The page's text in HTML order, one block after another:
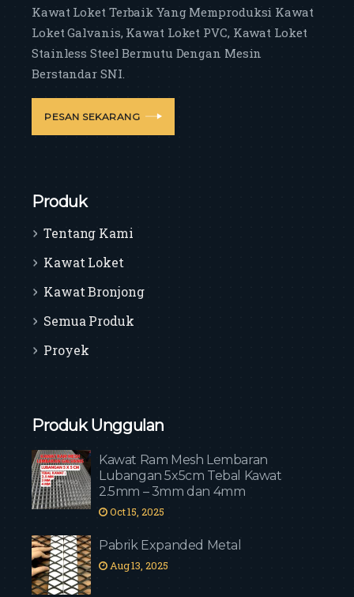
Kawat Loket Terbaik Yang Memproduksi Kawat
Loket Galvanis, Kawat Loket PVC, Kawat Loket
Stainless Steel Bermutu Dengan Mesin
Berstandar SNI.
PESAN SEKARANG
Produk
Tentang Kami
Kawat Loket
Kawat Bronjong
Semua Produk
Proyek
Produk Unggulan
Kawat Ram Mesh Lembaran
Lubangan 5x5cm Tebal Kawat
2.5mm – 3mm dan 4mm
Oct 15, 2025
Pabrik Expanded Metal
Aug 13, 2025